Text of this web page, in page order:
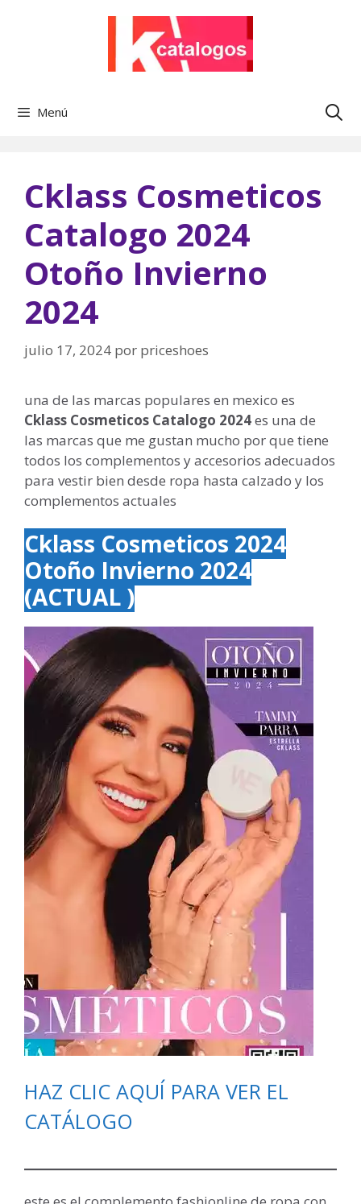
Menú
Cklass Cosmeticos
Catalogo 2024
Otoño Invierno
2024
julio 17, 2024 por priceshoes
una de las marcas populares en mexico es
Cklass Cosmeticos Catalogo 2024es una de
las marcas que me gustan mucho por que tiene
todos los complementos y accesorios adecuados
para vestir bien desde ropa hasta calzado y los
complementos actuales
Cklass Cosmeticos 2024
Otoño Invierno 2024
(ACTUAL )
HAZ CLIC AQUÍ PARA VER EL
CATÁLOGO